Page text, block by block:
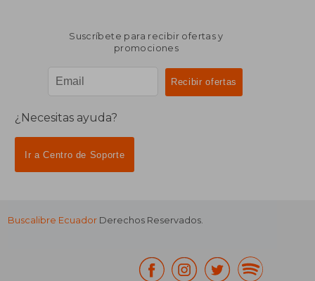
Suscríbete para recibir ofertas y
promociones
¿Necesitas ayuda?
Ir a Centro de Soporte
Buscalibre Ecuador Derechos Reservados.